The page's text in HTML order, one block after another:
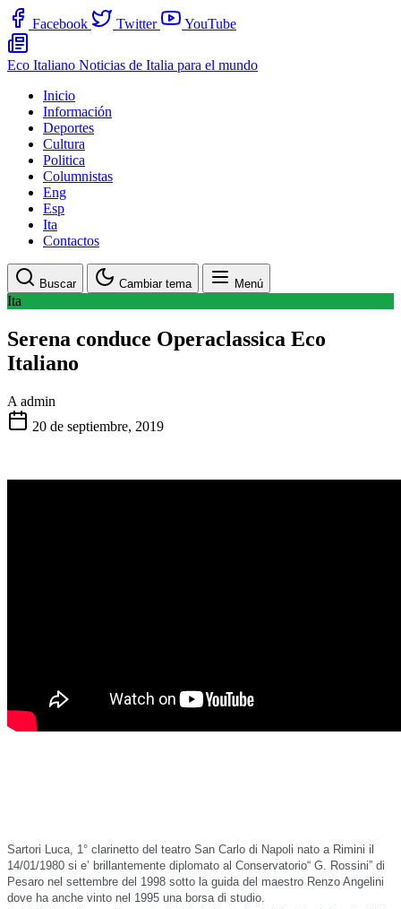
Facebook Twitter YouTube
Eco Italiano Noticias de Italia para el mundo
Inicio
Información
Deportes
Cultura
Politica
Columnistas
Eng
Esp
Ita
Contactos
Buscar Cambiar tema Menú
Ita
Serena conduce Operaclassica Eco
Italiano
A admin
20 de septiembre, 2019
Sartori Luca, 1° clarinetto del teatro San Carlo di Napoli nato a Rimini il
14/01/1980 si e’ brillantemente diplomato al Conservatorio“ G. Rossini” di
Pesaro nel settembre del 1998 sotto la guida del maestro Renzo Angelini
dove ha anche vinto nel 1995 una borsa di studio.